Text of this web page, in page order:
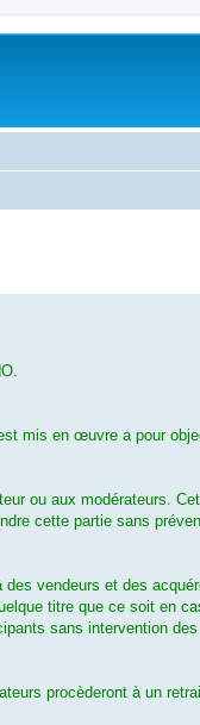
mis en œuvre a pour
ou aux modérateurs.
cette partie sans
vendeurs et des
titre que ce soit en
sans intervention des
procèderont à un